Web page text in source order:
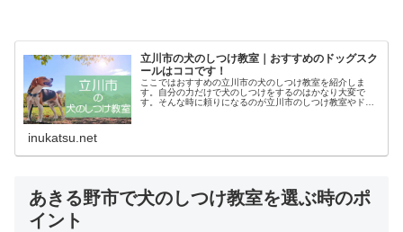
立川市の犬のしつけ教室｜おすすめのドッグスク
ールはココです！
ここではおすすめの立川市の犬のしつけ教室を紹介しま
す。自分の力だけで犬のしつけをするのはかなり大変で
す。そんな時に頼りになるのが立川市のしつけ教室やドッ
inukatsu.net
あきる野市で犬のしつけ教室を選ぶ時のポ
イント